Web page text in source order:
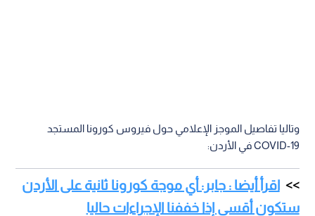
وتاليا تفاصيل الموجز الإعلامي حول فيروس كورونا المستجد
COVID-19 في الأردن:
اقرأ أيضا : جابر: أي موجة كورونا ثانية على الأردن
ستكون أقسى إذا خففنا الإجراءات حاليا